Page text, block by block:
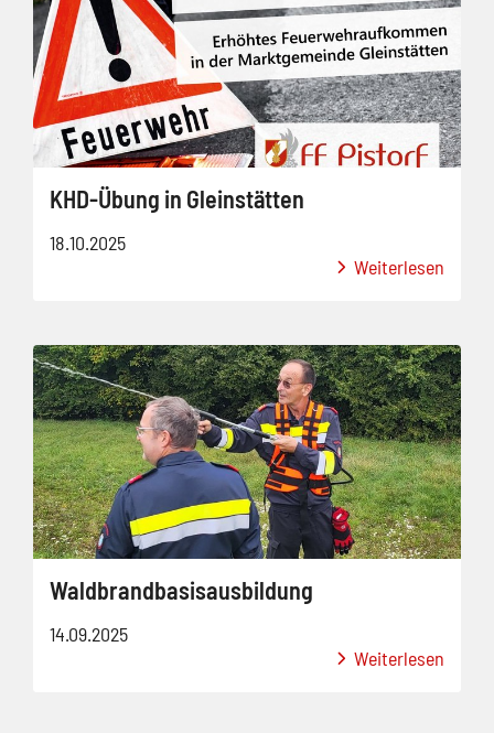
KHD-Übung in Gleinstätten
18.10.2025
Weiterlesen
Waldbrandbasisausbildung
14.09.2025
Weiterlesen